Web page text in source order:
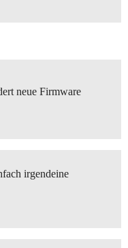
neue Firmware
irgendeine